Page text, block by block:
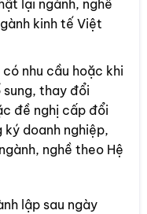
lại ngành, nghề
kinh tế Việt
nhu cầu hoặc khi
thay đổi
đề nghị cấp đổi
ký doanh nghiệp,
nghề theo Hệ
lập sau ngày